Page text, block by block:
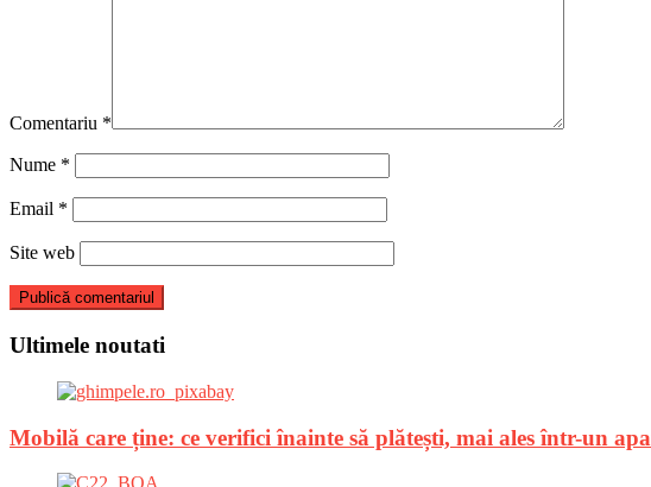
Comentariu *
Nume *
Email *
Site web
Ultimele noutati
Mobilă care ține: ce verifici înainte să plătești, mai ales într-un